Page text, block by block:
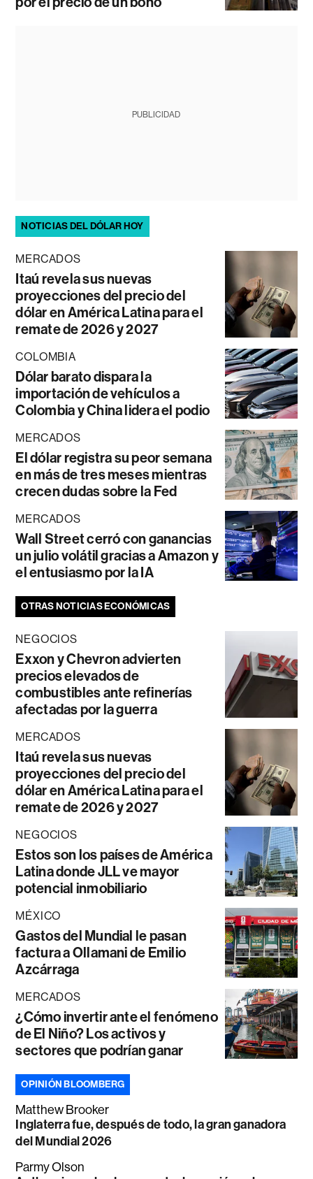
PUBLICIDAD
NOTICIAS DEL DÓLAR HOY
MERCADOS
Itaú revela sus nuevas
proyecciones del precio del
dólar en América Latina para el
remate de 2026 y 2027
COLOMBIA
Dólar barato dispara la
importación de vehículos a
Colombia y China lidera el podio
MERCADOS
El dólar registra su peor semana
en más de tres meses mientras
crecen dudas sobre la Fed
MERCADOS
Wall Street cerró con ganancias
un julio volátil gracias a Amazon y
el entusiasmo por la IA
OTRAS NOTICIAS ECONÓMICAS
NEGOCIOS
Exxon y Chevron advierten
precios elevados de
combustibles ante refinerías
afectadas por la guerra
MERCADOS
Itaú revela sus nuevas
proyecciones del precio del
dólar en América Latina para el
remate de 2026 y 2027
NEGOCIOS
Estos son los países de América
Latina donde JLL ve mayor
potencial inmobiliario
MÉXICO
Gastos del Mundial le pasan
factura a Ollamani de Emilio
Azcárraga
MERCADOS
¿Cómo invertir ante el fenómeno
de El Niño? Los activos y
sectores que podrían ganar
OPINIÓN BLOOMBERG
Matthew Brooker
Inglaterra fue, después de todo, la gran ganadora
del Mundial 2026
Parmy Olson